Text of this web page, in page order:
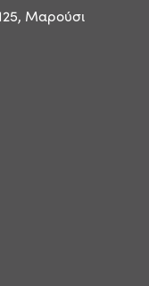
Μαρούσι